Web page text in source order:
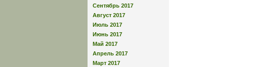
Сентябрь 2017
Август 2017
Июль 2017
Июнь 2017
Май 2017
Апрель 2017
Март 2017